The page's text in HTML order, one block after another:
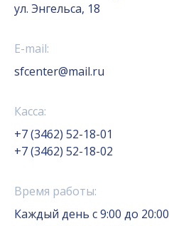
ул. Энгельса, 18
E-mail:
sfcenter@mail.ru
Касса:
+7 (3462) 52-18-01
+7 (3462) 52-18-02
Время работы:
Каждый день с 9:00 до 20:00